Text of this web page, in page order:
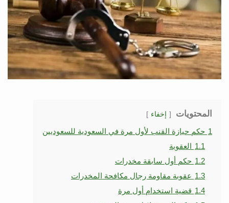
المحتويات إخفاء
1 حكم حيازة القنب لأول مرة في السعودية للسعوديين
1.1 العقوبة
1.2 حكم أول سابقة مخدرات
1.3 عقوبة مقاومة رجال مكافحة المخدرات
1.4 قضية استخدام أول مرة